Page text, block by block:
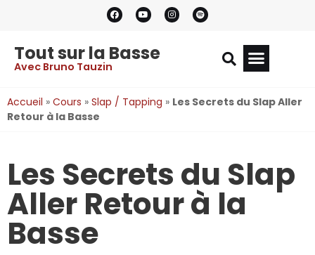
Tout sur la Basse
Avec Bruno Tauzin
Accueil » Cours » Slap / Tapping » Les Secrets du Slap Aller
Retour à la Basse
Les Secrets du Slap
Aller Retour à la
Basse